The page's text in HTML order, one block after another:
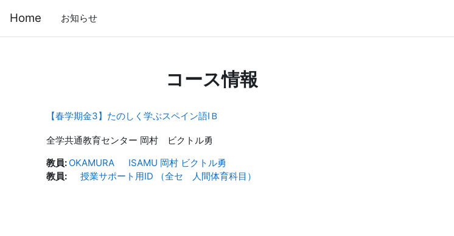
Home お知らせ
コース情報
【春学期金3】たのしく学ぶスペイン語ⅠＢ
全学共通教育センター 岡村 ビクトル勇
教員: OKAMURA ISAMU 岡村 ビクトル勇
教員:
授業サポート用ID （全セ 人間体育科目）